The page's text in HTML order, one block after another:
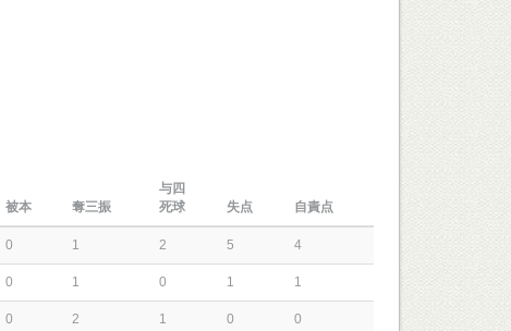
被本 奪三振
与四
死球
失点 自責点
0 1 2 5 4
0 1 0 1 1
0 2 1 0 0